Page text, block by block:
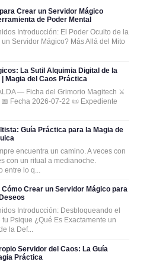
Crear un Servidor Mágico
de Poder Mental
Introducción: El Poder Oculto de la
un Servidor Mágico? Más Allá del Mito
La Sutil Alquimia Digital de la
| Magia del Caos Práctica
— Ficha del Grimorio Magitech ⚔️
Fecha 2026-07-22 📜 Expediente
Guía Práctica para la Magia de
encuentra un camino. A veces con
con un ritual a medianoche.
lo q...
Crear un Servidor Mágico para
Introducción: Desbloqueando el
tu Psique ¿Qué Es Exactamente un
la Def...
Servidor del Caos: La Guía
Práctica